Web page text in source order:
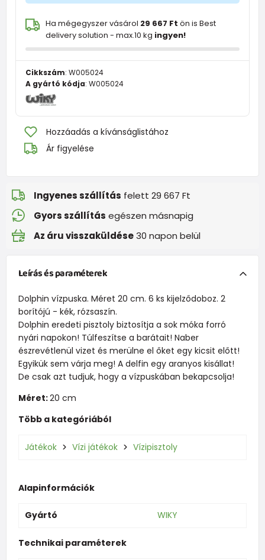
Ha mégegyszer vásárol 29 667 Ft ön is Best
delivery solution - max.10 kg ingyen!
Cikkszám: W005024
A gyártó kódja: W005024
Hozzáadás a kívánságlistához
Ár figyelése
Ingyenes szállítás felett 29 667 Ft
Gyors szállítás egészen másnapig
Az áru visszaküldése30 napon belül
Leírás és paraméterek
Dolphin vízpuska. Méret 20 cm. 6 ks kijelződoboz. 2
borítójú - kék, rózsaszín.
Dolphin eredeti pisztoly biztosítja a sok móka forró
nyári napokon! Túlfeszítse a barátait! Naber
észrevétlenül vizet és merülne el őket egy kicsit előtt!
Egyikük sem várja meg! A delfin egy aranyos kisállat!
De csak azt tudjuk, hogy a vízpuskában bekapcsolja!
Méret:20 cm
Több a kategóriából
Játékok Vízi játékok Vízipisztoly
Alapinformációk
Gyártó WIKY
Technikai paraméterek